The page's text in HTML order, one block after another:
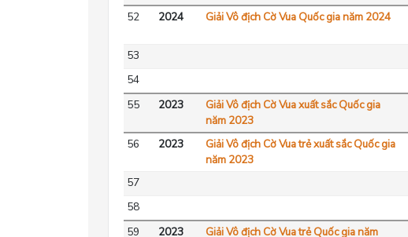
52
2024 Giải Vô địch Cờ Vua Quốc gia năm 2024
53
54
55
2023
Giải Vô địch Cờ Vua xuất sắc Quốc gia
năm 2023
56 2023
Giải Vô địch Cờ Vua trẻ xuất sắc Quốc gia
năm 2023
57
58
59
2023
Giải Vô địch Cờ Vua trẻ Quốc gia năm